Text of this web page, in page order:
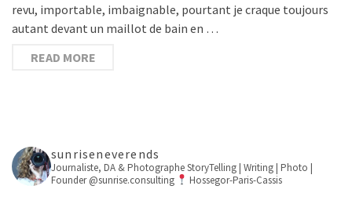
revu, importable, imbaignable, pourtant je craque toujours
autant devant un maillot de bain en …
READ MORE
sunriseneverends
Journaliste, DA & PhotographeStoryTelling | Writing | Photo |
Founder @sunrise.consulting
Hossegor-Paris-Cassis